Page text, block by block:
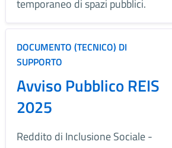
temporaneo di spazi pubblici.
DOCUMENTO (TECNICO) DI
SUPPORTO
Avviso Pubblico REIS
2025
Reddito di Inclusione Sociale -